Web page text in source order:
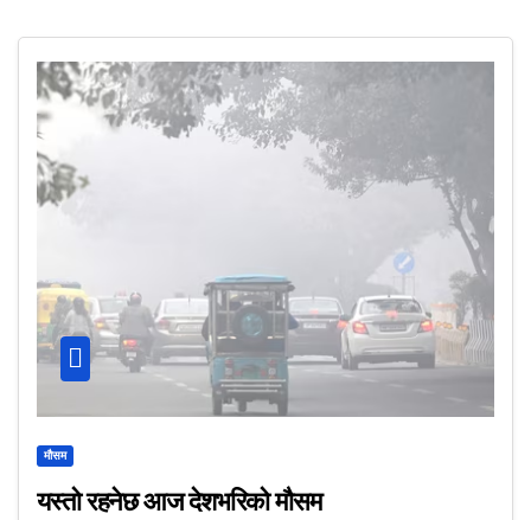
मौसम
यस्तो रहनेछ आज देशभरिको मौसम